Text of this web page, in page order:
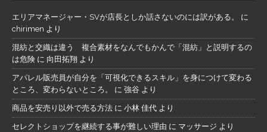
エリアマネージャー・SVが店長としか話さないのには訳がある。
に
chirimen より
混紡と交織は違う 複合素材をなんでもかんで「混紡」と説明するの
は危険 に 向田拓翔 より
アパレル販売員が自分を「可視化できるスキル」を身につけて変わる
ところ、変わらないところ。
に 強谷 より
商品を安売り以外で売る方法 に 小林 佳代 より
セレクトショップを継続する事が難しい理由 に マッサージ より